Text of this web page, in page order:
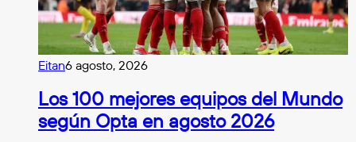
Eitan6 agosto, 2026
Los 100 mejores equipos del Mundo
según Opta en agosto 2026